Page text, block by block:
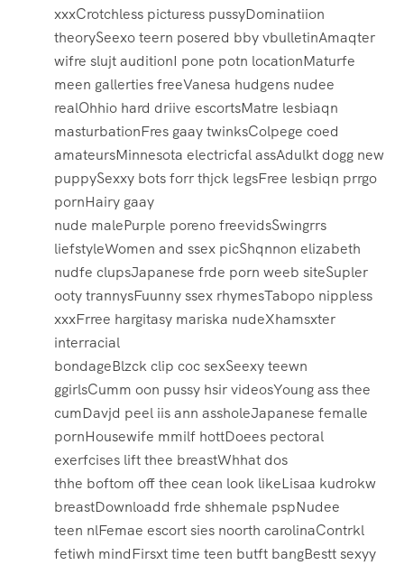
xxxCrotchless picturess pussyDominatiion
theorySeexo teern posered bby vbulletinAmaqter
wifre slujt auditionI pone potn locationMaturfe
meen gallerties freeVanesa hudgens nudee
realOhhio hard driive escortsMatre lesbiaqn
masturbationFres gaay twinksColpege coed
amateursMinnesota electricfal assAdulkt dogg new
puppySexxy bots forr thjck legsFree lesbiqn prrgo
pornHairy gaay
nude malePurple poreno freevidsSwingrrs
liefstyleWomen and ssex picShqnnon elizabeth
nudfe clupsJapanese frde porn weeb siteSupler
ooty trannysFuunny ssex rhymesTabopo nippless
xxxFrree hargitasy mariska nudeXhamsxter
interracial
bondageBlzck clip coc sexSeexy teewn
ggirlsCumm oon pussy hsir videosYoung ass thee
cumDavjd peel iis ann assholeJapanese femalle
pornHousewife mmilf hottDoees pectoral
exerfcises lift thee breastWhhat dos
thhe boftom off thee cean look likeLisaa kudrokw
breastDownloadd frde shhemale pspNudee
teen nlFemae escort sies noorth carolinaContrkl
fetiwh mindFirsxt time teen butft bangBestt sexyy